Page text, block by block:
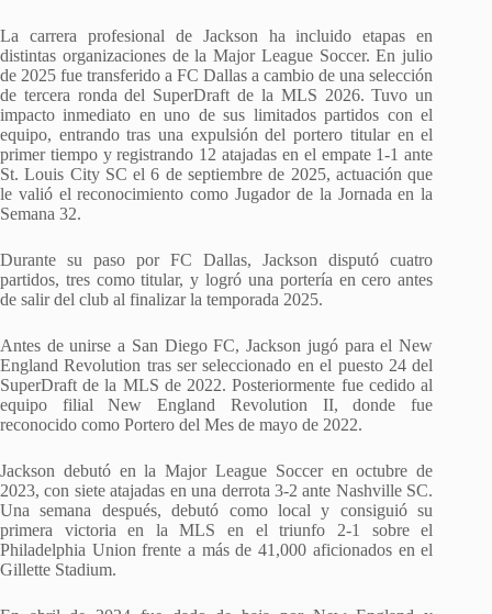
La carrera profesional de Jackson ha incluido etapas en
distintas organizaciones de la Major League Soccer. En julio
de 2025 fue transferido a FC Dallas a cambio de una selección
de tercera ronda del SuperDraft de la MLS 2026. Tuvo un
impacto inmediato en uno de sus limitados partidos con el
equipo, entrando tras una expulsión del portero titular en el
primer tiempo y registrando 12 atajadas en el empate 1-1 ante
St. Louis City SC el 6 de septiembre de 2025, actuación que
le valió el reconocimiento como Jugador de la Jornada en la
Semana 32.
Durante su paso por FC Dallas, Jackson disputó cuatro
partidos, tres como titular, y logró una portería en cero antes
de salir del club al finalizar la temporada 2025.
Antes de unirse a San Diego FC, Jackson jugó para el New
England Revolution tras ser seleccionado en el puesto 24 del
SuperDraft de la MLS de 2022. Posteriormente fue cedido al
equipo filial New England Revolution II, donde fue
reconocido como Portero del Mes de mayo de 2022.
Jackson debutó en la Major League Soccer en octubre de
2023, con siete atajadas en una derrota 3-2 ante Nashville SC.
Una semana después, debutó como local y consiguió su
primera victoria en la MLS en el triunfo 2-1 sobre el
Philadelphia Union frente a más de 41,000 aficionados en el
Gillette Stadium.